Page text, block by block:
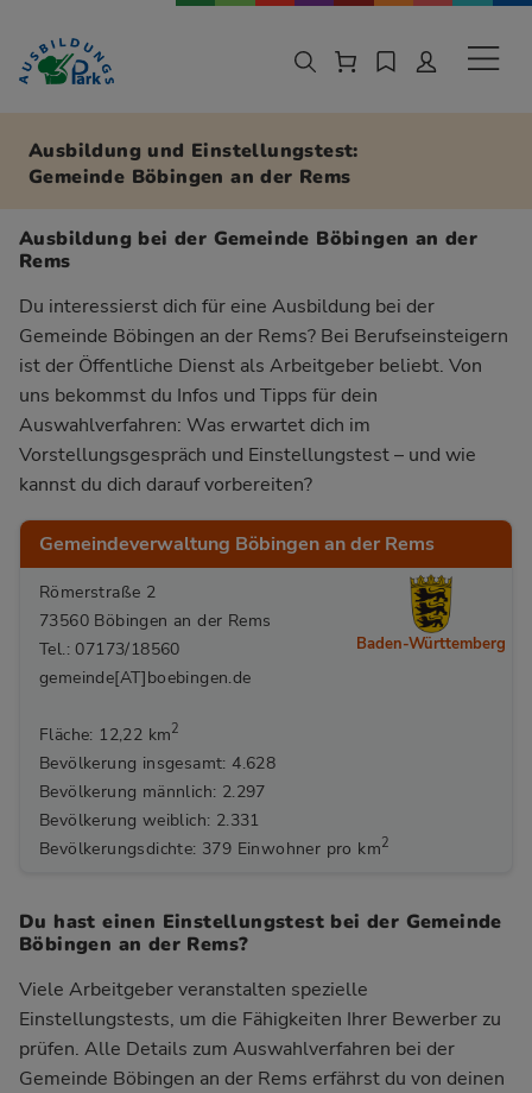
Zur Navigation springen
Zu den Hauptinhalten springen
Ausbildung und Einstellungstest:
Gemeinde Böbingen an der Rems
Ausbildung bei der Gemeinde Böbingen an der
Rems
Du interessierst dich für eine Ausbildung bei der
Gemeinde Böbingen an der Rems? Bei Berufseinsteigern
ist der Öffentliche Dienst als Arbeitgeber beliebt. Von
uns bekommst du Infos und Tipps für dein
Auswahlverfahren: Was erwartet dich im
Vorstellungsgespräch und Einstellungstest – und wie
kannst du dich darauf vorbereiten?
Gemeindeverwaltung Böbingen an der Rems
Römerstraße 2
73560 Böbingen an der Rems
Tel.: 07173/18560
gemeinde[AT]boebingen.de
Fläche: 12,22 km2
Bevölkerung insgesamt: 4.628
Bevölkerung männlich: 2.297
Bevölkerung weiblich: 2.331
Bevölkerungsdichte: 379 Einwohner pro km2
Baden-Württemberg
Du hast einen Einstellungstest bei der Gemeinde
Böbingen an der Rems?
Viele Arbeitgeber veranstalten spezielle
Einstellungstests, um die Fähigkeiten Ihrer Bewerber zu
prüfen. Alle Details zum Auswahlverfahren bei der
Gemeinde Böbingen an der Rems erfährst du von deinen